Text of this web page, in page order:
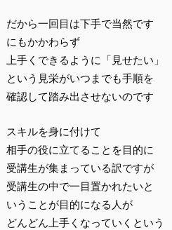
だから一回目は下手で当然です
にもかかわらず
上手くできるように「見せたい」
という見栄がいつまでも手順を
確認して踏み出させないのです
スキルを身に付けて
相手の役に立てることを目的に
受講生が集まっている訳ですが
受講生の中で一目置かれたいと
いうことが目的になる人が
どんどん上手くなっていくという